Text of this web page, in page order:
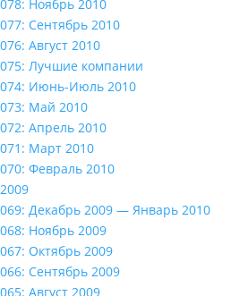
078: Ноябрь 2010
077: Сентябрь 2010
076: Август 2010
075: Лучшие компании
074: Июнь-Июль 2010
073: Май 2010
072: Апрель 2010
071: Март 2010
070: Февраль 2010
2009
069: Декабрь 2009 — Январь 2010
068: Ноябрь 2009
067: Октябрь 2009
066: Сентябрь 2009
065: Август 2009